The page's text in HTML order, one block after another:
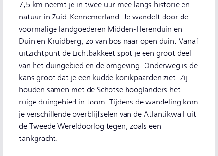
7,5 km neemt je in twee uur mee langs historie en
natuur in Zuid-Kennemerland. Je wandelt door de
voormalige landgoederen Midden-Herenduin en
Duin en Kruidberg, zo van bos naar open duin. Vanaf
uitzichtpunt de Lichtbakkeet spot je een groot deel
van het duingebied en de omgeving. Onderweg is de
kans groot dat je een kudde konikpaarden ziet. Zij
houden samen met de Schotse hooglanders het
ruige duingebied in toom. Tijdens de wandeling kom
je verschillende overblijfselen van de Atlantikwall uit
de Tweede Wereldoorlog tegen, zoals een
tankgracht.